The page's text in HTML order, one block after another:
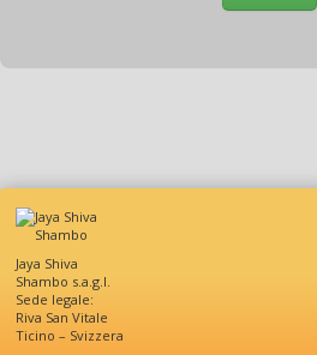
Jaya Shiva
Shambo s.a.g.l.
Sede legale:
Riva San Vitale
Ticino – Svizzera